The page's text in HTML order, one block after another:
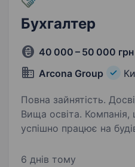
Бухгалтер
40 000 – 50 000 грн
Arcona Group
Повна зайнятість.
Вища освіта. Компанія, що понад 20 років
успішно працює на
помічника Головного
6 днів тому